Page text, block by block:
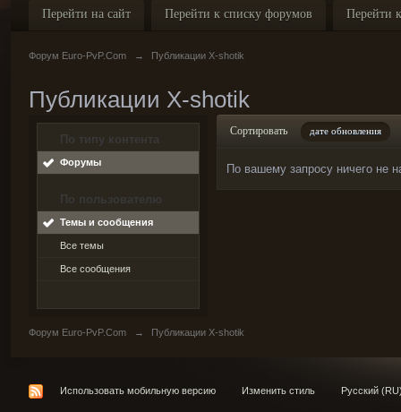
Перейти на сайт Перейти к списку форумов Перейти
Форум Euro-PvP.Com → Публикации X-shotik
Публикации X-shotik
По типу контента
Форумы
По пользователю
Темы и сообщения
Все темы
Все сообщения
Сортировать дате обновления
По вашему запросу ничего не
Форум Euro-PvP.Com → Публикации X-shotik
Использовать мобильную версию Изменить стиль Русский